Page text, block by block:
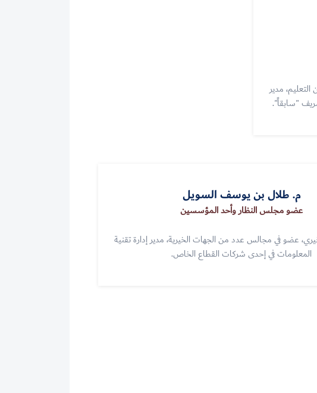
مدير
"سابقاً".
م. طلال بن يوسف السويل
عضو مجلس النظار وأحد المؤسسين
عضو في مجالس عدد من الجهات الخيرية، مدير إدارة تقنية
المعلومات في إحدى شركات القطاع الخاص.